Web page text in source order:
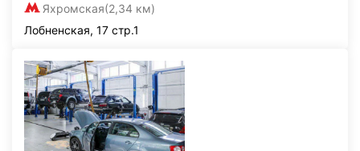
Яхромская(2,34 км)
Лобненская, 17 стр.1